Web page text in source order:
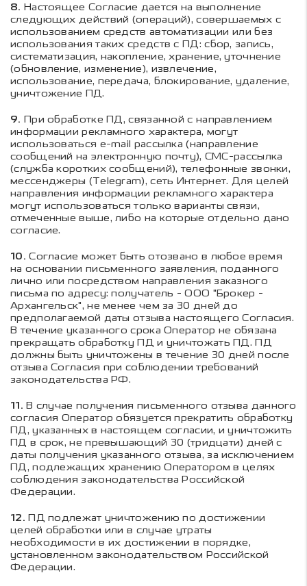
8. Настоящее Согласие дается на выполнение
следующих действий (операций), совершаемых с
использованием средств автоматизации или без
использования таких средств с ПД: сбор, запись,
систематизация, накопление, хранение, уточнение
(обновление, изменение), извлечение,
использование, передача, блокирование, удаление,
уничтожение ПД.
9. При обработке ПД, связанной с направлением
информации рекламного характера, могут
использоваться e-mail рассылка (направление
сообщений на электронную почту), СМС-рассылка
(служба коротких сообщений), телефонные звонки,
мессенджеры (Telegram), сеть Интернет. Для целей
направления информации рекламного характера
могут использоваться только варианты связи,
отмеченные выше, либо на которые отдельно дано
согласие.
10. Согласие может быть отозвано в любое время
на основании письменного заявления, поданного
лично или посредством направления заказного
письма по адресу: получатель - ООО "Брокер -
Архангельск", не менее чем за 30 дней до
предполагаемой даты отзыва настоящего Согласия.
В течение указанного срока Оператор не обязана
прекращать обработку ПД и уничтожать ПД. ПД
должны быть уничтожены в течение 30 дней после
отзыва Согласия при соблюдении требований
законодательства РФ.
11. В случае получения письменного отзыва данного
согласия Оператор обязуется прекратить обработку
ПД, указанных в настоящем согласии, и уничтожить
ПД в срок, не превышающий 30 (тридцати) дней с
даты получения указанного отзыва, за исключением
ПД, подлежащих хранению Оператором в целях
соблюдения законодательства Российской
Федерации.
12. ПД подлежат уничтожению по достижении
целей обработки или в случае утраты
необходимости в их достижении в порядке,
установленном законодательством Российской
Федерации.